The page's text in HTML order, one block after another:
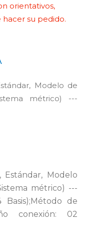
orientativos,
su pedido.
Modelo de
métrico) ---
Estándar, Modelo
métrico) ---
de
conexión: 02